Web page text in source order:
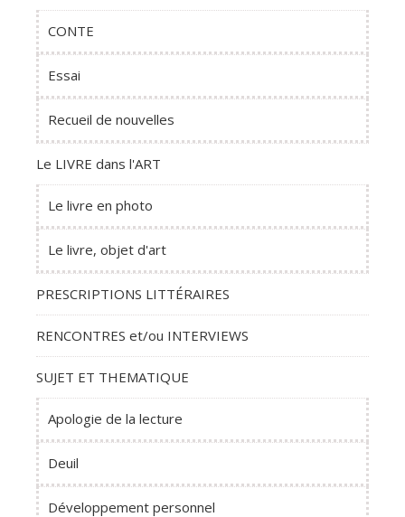
CONTE
Essai
Recueil de nouvelles
Le LIVRE dans l'ART
Le livre en photo
Le livre, objet d'art
PRESCRIPTIONS LITTÉRAIRES
RENCONTRES et/ou INTERVIEWS
SUJET ET THEMATIQUE
Apologie de la lecture
Deuil
Développement personnel